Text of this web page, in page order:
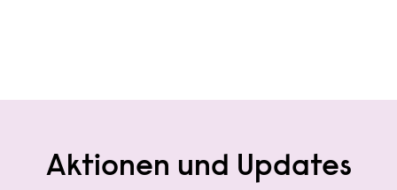
Aktionen und Updates